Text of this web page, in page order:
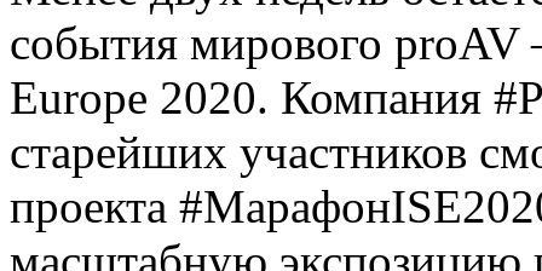
события мирового proAV
Europe 2020. Компания
старейших участников
проекта